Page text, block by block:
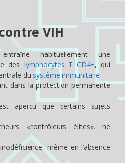
VIH
habituellement une
des lymphocytes T CD4+, qui
du système immunitaire
dans la protection permanente
aperçu que certains sujets
«contrôleurs élites», ne
même en l’absence